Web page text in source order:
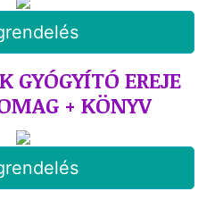
GYÓGYÍTÓ EREJE
+ KÖNYV